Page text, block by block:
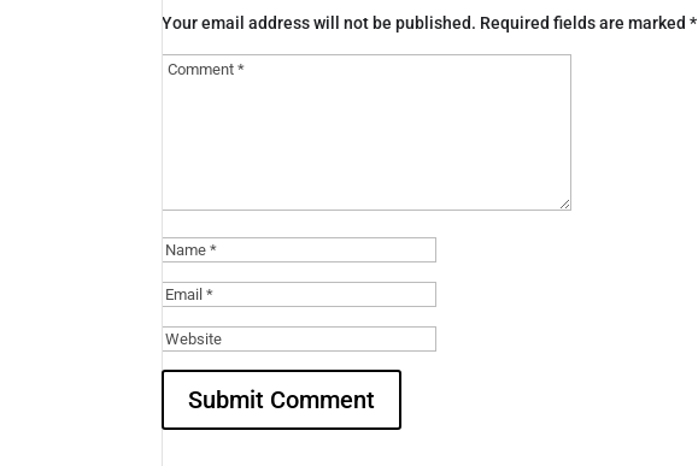
Your email address will not be published. Required fields are marked*